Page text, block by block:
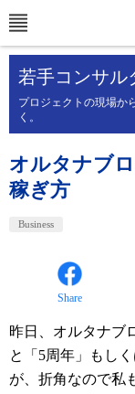
若手コンサル
プロジェクトの現場か
く。
オルタナブ
稼ぎ方
Business
Share
昨日、オルタナブ
と「5周年」もし
が、折角なので私